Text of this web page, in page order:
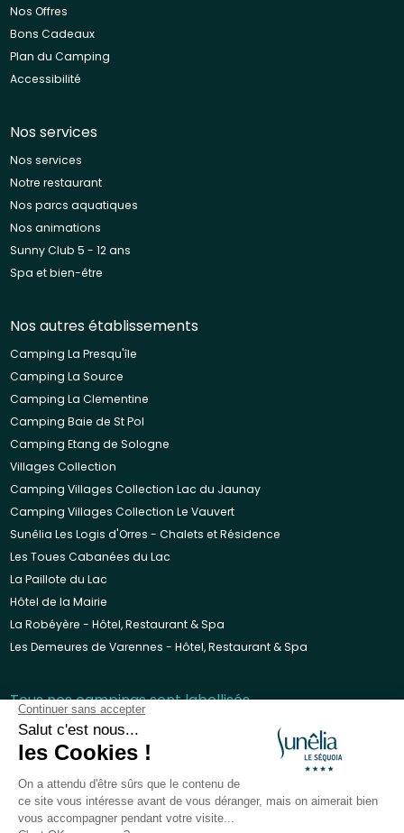
Nos Offres
Bons Cadeaux
Plan du Camping
Accessibilité
Nos services
Nos services
Notre restaurant
Nos parcs aquatiques
Nos animations
Sunny Club 5 - 12 ans
Spa et bien-être
Nos autres établissements
Camping La Presqu'île
Camping La Source
Camping La Clementine
Camping Baie de St Pol
Camping Etang de Sologne
Villages Collection
Camping Villages Collection Lac du Jaunay
Camping Villages Collection Le Vauvert
Sunêlia Les Logis d'Orres - Chalets et Résidence
Les Toues Cabanées du Lac
La Paillote du Lac
Hôtel de la Mairie
La Robéyère - Hôtel, Restaurant & Spa
Les Demeures de Varennes - Hôtel, Restaurant & Spa
Tous nos campings sont labellisés
Paiements sécurisés